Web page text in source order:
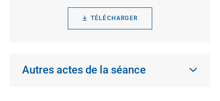
TÉLÉCHARGER
Autres actes de la séance